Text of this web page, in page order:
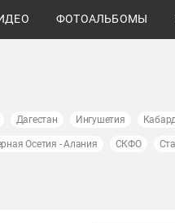
ФОТОАЛЬБОМЫ
Дагестан Ингушетия
Осетия - Алания СКФО